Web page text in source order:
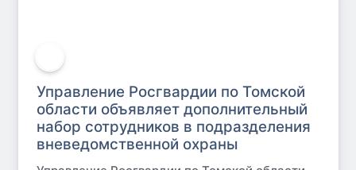
Управление Росгвардии по Томской
области объявляет дополнительный
набор сотрудников в подразделения
вневедомственной охраны